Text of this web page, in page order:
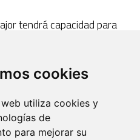
cookies
utiliza cookies y
de
para mejorar su
tendrá capacidad para
anuales de fracción
de interés general la
de la planta de
declarada proyecto
la CAIB.